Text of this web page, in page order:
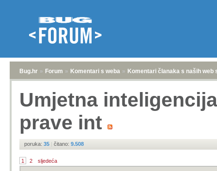
Bug.hr » Forum » Komentari s weba » Komentari članaka s naših web
Umjetna
prave int
poruka: 35 | čitano: 9.508
1 2 sljedeća